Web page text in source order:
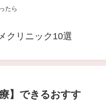
たら
クリニック10選
】できるおすす